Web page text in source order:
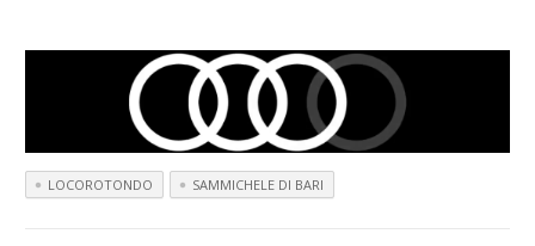
LOCOROTONDO SAMMICHELE DI BARI